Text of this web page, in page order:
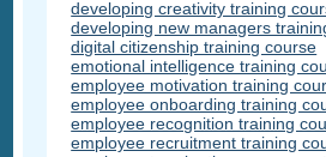
developing creativity training
developing new managers
digital citizenship training course
emotional intelligence training
employee motivation training
employee onboarding training
employee recognition training
employee recruitment training